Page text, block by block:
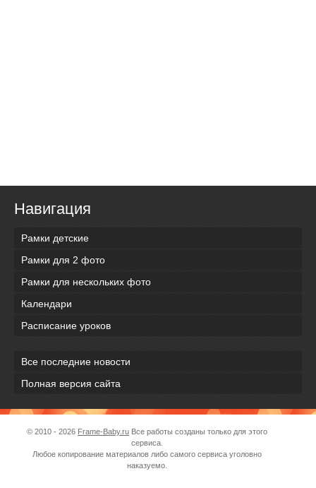
Навигация
Рамки детские
Рамки для 2 фото
Рамки для нескольких фото
Календари
Расписание уроков
Все последние новости
Полная версия сайта
© 2010 - 2026 Frame-Baby.ru Все работы созданы только для этого
сервиса.
Любое копирование материалов либо самого сервиса уголовно
наказуемо.